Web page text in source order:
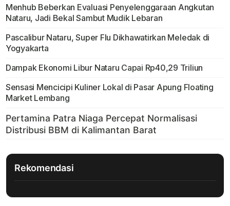
Menhub Beberkan Evaluasi Penyelenggaraan Angkutan
Nataru, Jadi Bekal Sambut Mudik Lebaran
Pascalibur Nataru, Super Flu Dikhawatirkan Meledak di
Yogyakarta
Dampak Ekonomi Libur Nataru Capai Rp40,29 Triliun
Sensasi Mencicipi Kuliner Lokal di Pasar Apung Floating
Market Lembang
Rekomendasi